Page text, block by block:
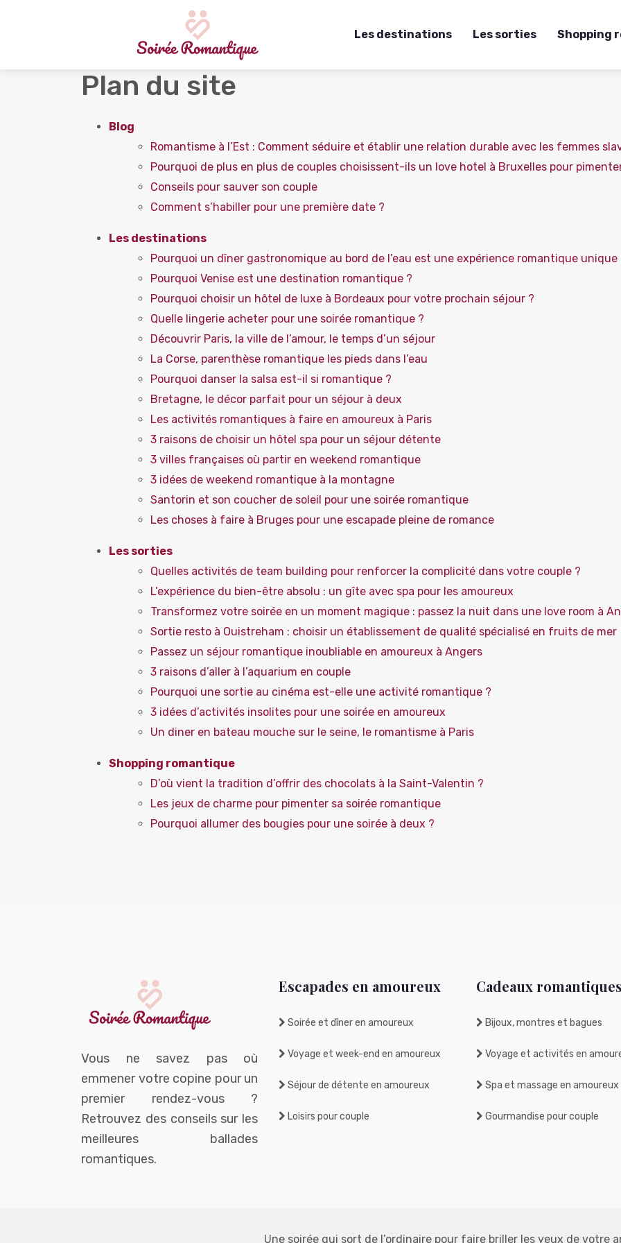
Les destinations Les sorties Shopping
Plan du site
Blog
Romantisme à l’Est : Comment séduire et établir une relation durable avec les femmes
Pourquoi de plus en plus de couples choisissent-ils un love hotel à Bruxelles pour
Conseils pour sauver son couple
Comment s’habiller pour une première date ?
Les destinations
Pourquoi un dîner gastronomique au bord de l’eau est une expérience romantique unique
Pourquoi Venise est une destination romantique ?
Pourquoi choisir un hôtel de luxe à Bordeaux pour votre prochain séjour ?
Quelle lingerie acheter pour une soirée romantique ?
Découvrir Paris, la ville de l’amour, le temps d’un séjour
La Corse, parenthèse romantique les pieds dans l’eau
Pourquoi danser la salsa est-il si romantique ?
Bretagne, le décor parfait pour un séjour à deux
Les activités romantiques à faire en amoureux à Paris
3 raisons de choisir un hôtel spa pour un séjour détente
3 villes françaises où partir en weekend romantique
3 idées de weekend romantique à la montagne
Santorin et son coucher de soleil pour une soirée romantique
Les choses à faire à Bruges pour une escapade pleine de romance
Les sorties
Quelles activités de team building pour renforcer la complicité dans votre couple ?
L’expérience du bien-être absolu : un gîte avec spa pour les amoureux
Transformez votre soirée en un moment magique : passez la nuit dans une love room à
Sortie resto à Ouistreham : choisir un établissement de qualité spécialisé en fruits de mer
Passez un séjour romantique inoubliable en amoureux à Angers
3 raisons d’aller à l’aquarium en couple
Pourquoi une sortie au cinéma est-elle une activité romantique ?
3 idées d’activités insolites pour une soirée en amoureux
Un diner en bateau mouche sur le seine, le romantisme à Paris
Shopping romantique
D’où vient la tradition d’offrir des chocolats à la Saint-Valentin ?
Les jeux de charme pour pimenter sa soirée romantique
Pourquoi allumer des bougies pour une soirée à deux ?
Vous ne savez pas où
emmener votre copine pour un
premier rendez-vous ?
Retrouvez des conseils sur les
meilleures ballades
romantiques.
Escapades en amoureux
Soirée et dîner en amoureux
Voyage et week-end en amoureux
Séjour de détente en amoureux
Loisirs pour couple
Cadeaux romantiques
Bijoux, montres et bagues
Voyage et activités en
Spa et massage en amoureux
Gourmandise pour couple
Une soirée qui sort de l’ordinaire pour faire briller les yeux de votre